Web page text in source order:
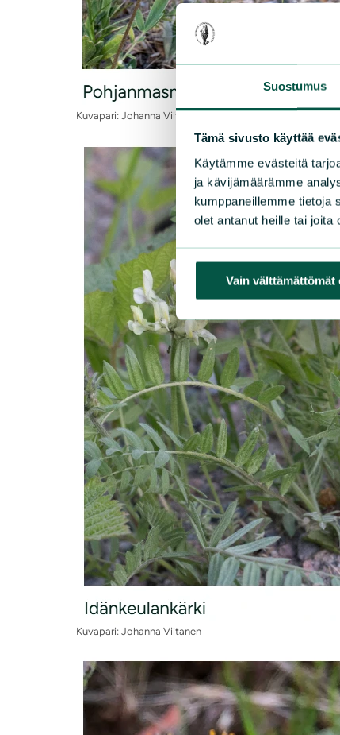
Suostumus
Tämä sivusto käyttää
Käytämme evästeitä
ja kävijämäärämme
kumppaneillemme tietoja
olet antanut heille tai joita
Vain välttämättömät
Kuvapari: Johanna Viitanen
Kuvapari: Johanna Viitanen